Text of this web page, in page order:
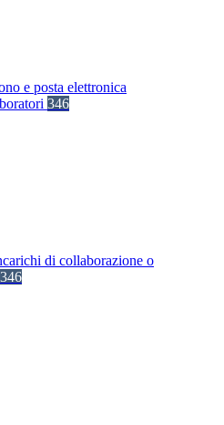
e posta elettronica
346
di collaborazione o
346